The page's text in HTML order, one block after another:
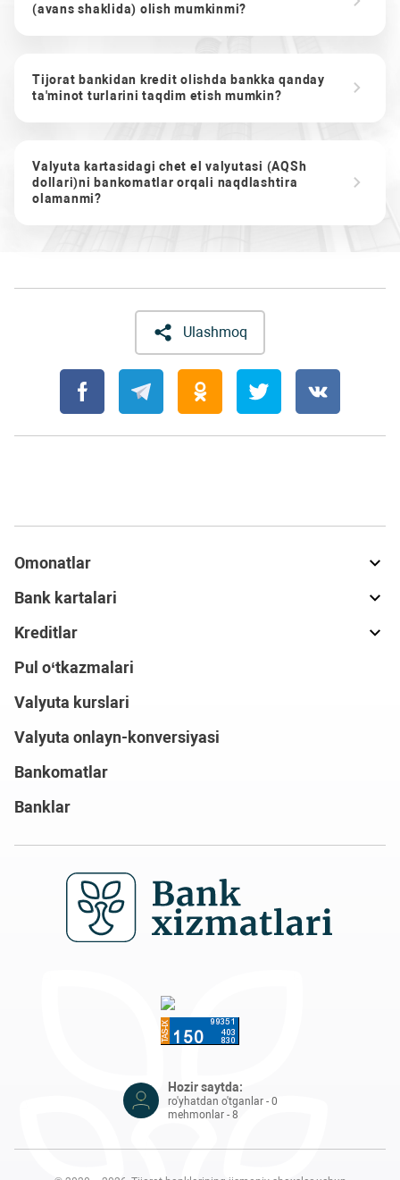
(avans shaklida) olish mumkinmi?
Tijorat bankidan kredit olishda bankka qanday
ta'minot turlarini taqdim etish mumkin?
Valyuta kartasidagi chet el valyutasi (AQSh
dollari)ni bankomatlar orqali naqdlashtira
olamanmi?
Ulashmoq
Omonatlar
Bank kartalari
Kreditlar
Pul o‘tkazmalari
Valyuta kurslari
Valyuta onlayn-konversiyasi
Bankomatlar
Banklar
Hozir saytda:
ro'yhatdan o'tganlar - 0
mehmonlar - 8